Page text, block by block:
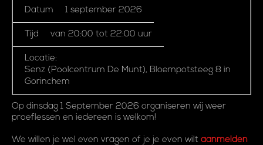
Datum
1 september 2026
Tijd van 20:00 tot 22:00 uur
Locatie:
Senz (Poolcentrum De Munt), Bloempotsteeg 8 in
Gorinchem
Op dinsdag 1 September 2026 organiseren wij weer
proeflessen en iedereen is welkom!
We willen je wel even vragen of je je even wilt aanmelden